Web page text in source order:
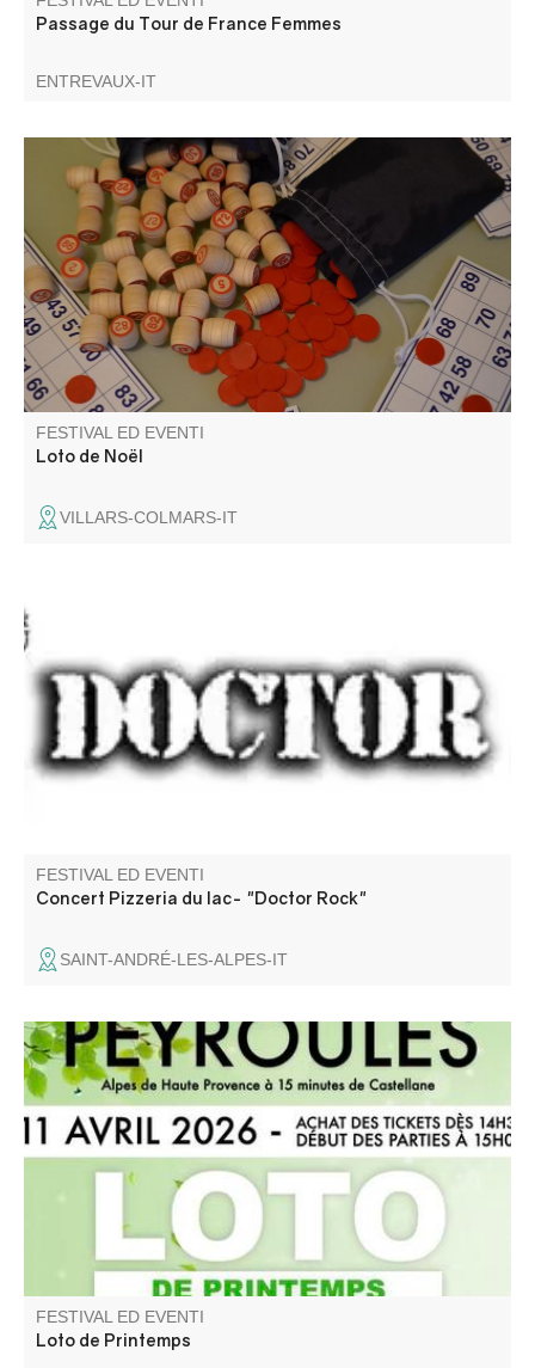
Passage du Tour de France Femmes
ENTREVAUX-IT
Organizzato da Villars Animations. Rinfreschi e spuntini
sul posto. Venite a tentare la fortuna e divertitevi.
FESTIVAL ED EVENTI
Loto de Noël
VILLARS-COLMARS-IT
soirée.
FESTIVAL ED EVENTI
Concert Pizzeria du lac- "Doctor Rock"
SAINT-ANDRÉ-LES-ALPES-IT
A gagner : Cave à vin, Vidéo projecteur, Paniers garnies,
Jambon cru, bons d'achat … Buvette et petite
restauration sur place.
FESTIVAL ED EVENTI
Loto de Printemps